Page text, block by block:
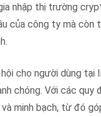
nhập thị trường
của công ty mà còn
cho người dùng
chóng. Với các quy
minh bạch, từ đó